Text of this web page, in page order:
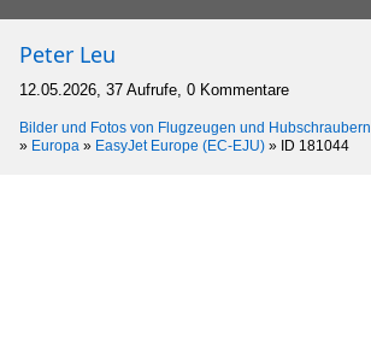
Peter Leu
12.05.2026, 37 Aufrufe, 0 Kommentare
Bilder und Fotos von Flugzeugen und Hubschraubern
» Europa » EasyJet Europe (EC-EJU) » ID 181044